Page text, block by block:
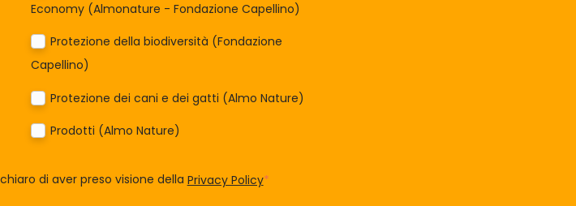
Economy (Almonature - Fondazione Capellino)
Protezione della biodiversità (Fondazione
Capellino)
Protezione dei cani e dei gatti (Almo Nature)
Prodotti (Almo Nature)
di aver preso visione della Privacy Policy*